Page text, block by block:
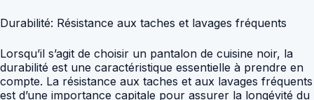
Durabilité: Résistance aux taches et lavages fréquents
Lorsqu’il s’agit de choisir un pantalon de cuisine noir, la
durabilité est une caractéristique essentielle à prendre en
compte. La résistance aux taches et aux lavages fréquents
est d’une importance capitale pour assurer la longévité du